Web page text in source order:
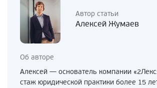
Автор статьи
Алексей Жумаев
Об авторе
Алексей — основатель компании
стаж юридической практики более 15